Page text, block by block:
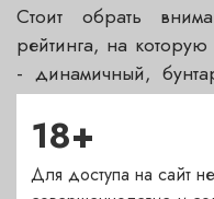
Стоит обрать
рейтинга, на
- динамичный,
ставший настоящей
18+
Для доступа на сайт